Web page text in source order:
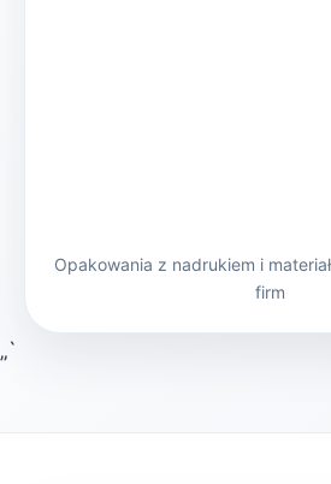
Opakowania z nadrukiem i
firm
„`